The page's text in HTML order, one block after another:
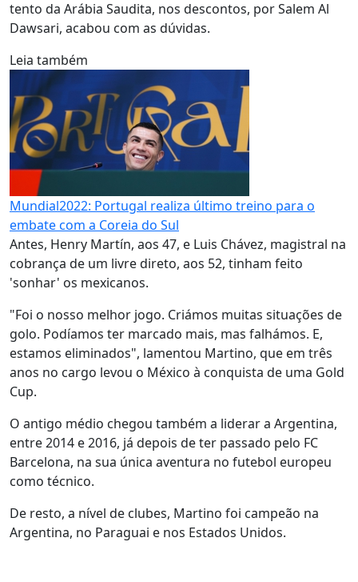
tento da Arábia Saudita, nos descontos, por Salem Al
Dawsari, acabou com as dúvidas.
Leia também
Mundial2022: Portugal realiza último treino para o
embate com a Coreia do Sul
Antes, Henry Martín, aos 47, e Luis Chávez, magistral na
cobrança de um livre direto, aos 52, tinham feito
'sonhar' os mexicanos.
"Foi o nosso melhor jogo. Criámos muitas situações de
golo. Podíamos ter marcado mais, mas falhámos. E,
estamos eliminados", lamentou Martino, que em três
anos no cargo levou o México à conquista de uma Gold
Cup.
O antigo médio chegou também a liderar a Argentina,
entre 2014 e 2016, já depois de ter passado pelo FC
Barcelona, na sua única aventura no futebol europeu
como técnico.
De resto, a nível de clubes, Martino foi campeão na
Argentina, no Paraguai e nos Estados Unidos.